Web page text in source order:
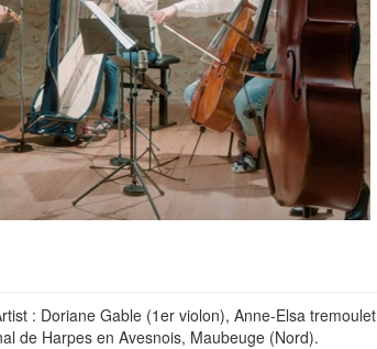
: Doriane Gable (1er violon), Anne-Elsa tremoulet
de Harpes en Avesnois, Maubeuge (Nord).